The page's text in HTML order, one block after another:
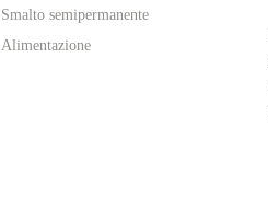
Smalto semipermanente
Alimentazione